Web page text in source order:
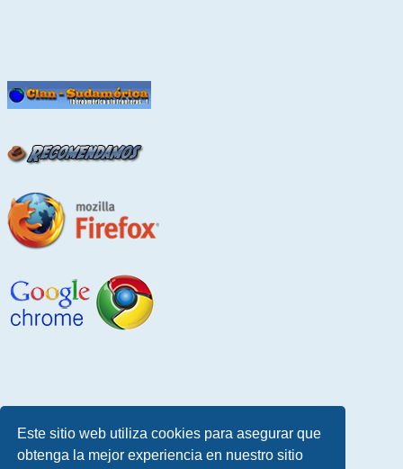
Este sitio web utiliza cookies para asegurar que
obtenga la mejor experiencia en nuestro sitio